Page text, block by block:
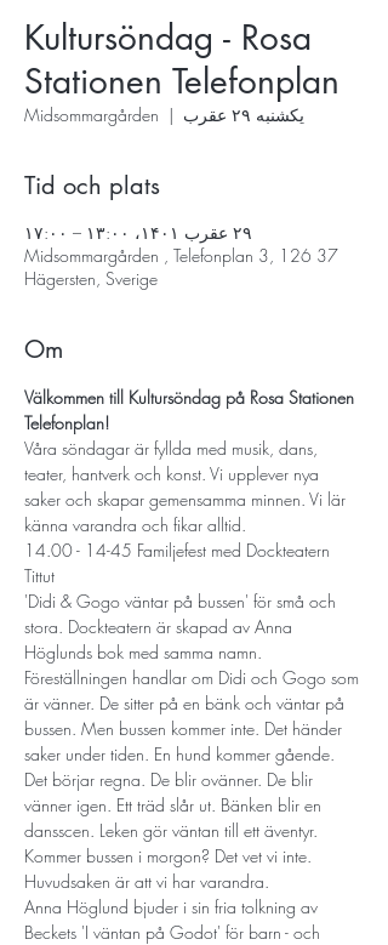
Kultursöndag - Rosa
Stationen Telefonplan
یکشنبه ۲۹ عقرب
  |
Midsommargården
Tid och plats
۲۹ عقرب ۱۴۰۱، ۱۳:۰۰ – ۱۷:۰۰
Midsommargården , Telefonplan 3, 126 37
Hägersten, Sverige
Om
Välkommen till Kultursöndag på Rosa Stationen
Telefonplan!
Våra söndagar är fyllda med musik, dans,
teater, hantverk och konst. Vi upplever nya
saker och skapar gemensamma minnen. Vi lär
känna varandra och fikar alltid.
14.00 - 14-45 Familjefest med Dockteatern
Tittut
'Didi & Gogo väntar på bussen' för små och
stora. Dockteatern är skapad av Anna
Höglunds bok med samma namn.
Föreställningen handlar om Didi och Gogo som
är vänner. De sitter på en bänk och väntar på
bussen. Men bussen kommer inte. Det händer
saker under tiden. En hund kommer gående.
Det börjar regna. De blir ovänner. De blir
vänner igen. Ett träd slår ut. Bänken blir en
dansscen. Leken gör väntan till ett äventyr.
Kommer bussen i morgon? Det vet vi inte.
Huvudsaken är att vi har varandra.
Anna Höglund bjuder i sin fria tolkning av
Beckets 'I väntan på Godot' för barn - och